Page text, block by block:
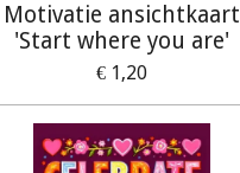
Motivatie ansichtkaart
'Start where you are'
€ 1,20